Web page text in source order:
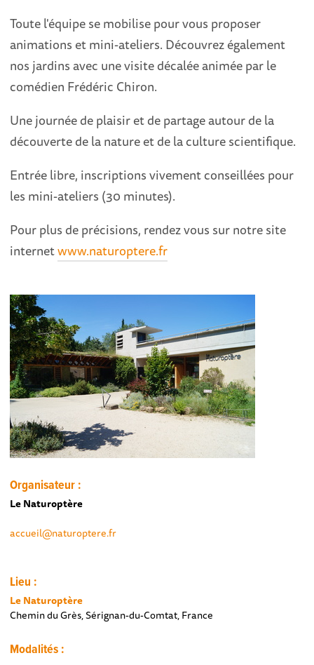
Toute l'équipe se mobilise pour vous proposer
animations et mini-ateliers. Découvrez également
nos jardins avec une visite décalée animée par le
comédien Frédéric Chiron.
Une journée de plaisir et de partage autour de la
découverte de la nature et de la culture scientifique.
Entrée libre, inscriptions vivement conseillées pour
les mini-ateliers (30 minutes).
Pour plus de précisions, rendez vous sur notre site
internetwww.naturoptere.fr
Organisateur :
Le Naturoptère
accueil@naturoptere.fr
Lieu :
Le Naturoptère
Chemin du Grès, Sérignan-du-Comtat, France
Modalités :